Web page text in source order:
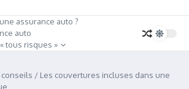
assurance auto ?
auto
tous risques »
/ Les couvertures incluses dans une